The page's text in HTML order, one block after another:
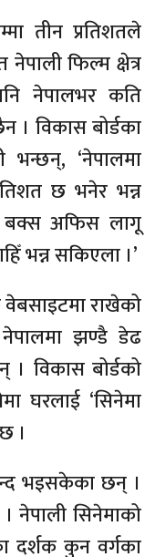
तीन प्रतिशतले
नेपाली फिल्म क्षेत्र
नेपालभर कति
विकास बोर्डका
भन्छन्, ‘नेपालमा
छ भनेर भन्न
अफिस लागू
भन्न सकिएला ।’
राखेको
झण्डै डेढ
। विकास बोर्डको
घरलाई ‘सिनेमा
।
भइसकेका छन् ।
सिनेमाको
दर्शक कुन वर्गका